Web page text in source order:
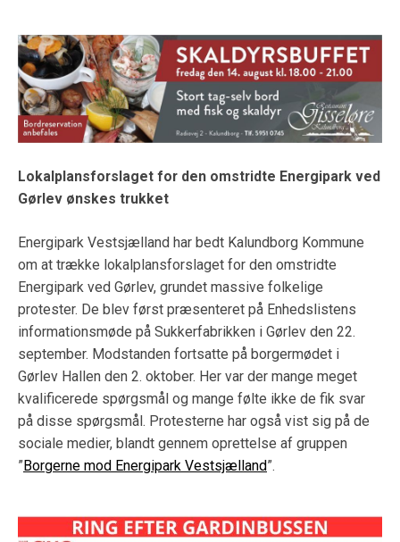
Lokalplansforslaget for den omstridte Energipark ved
Gørlev ønskes trukket
Energipark Vestsjælland har bedt Kalundborg Kommune
om at trække lokalplansforslaget for den omstridte
Energipark ved Gørlev, grundet massive folkelige
protester. De blev først præsenteret på Enhedslistens
informationsmøde på Sukkerfabrikken i Gørlev den 22.
september. Modstanden fortsatte på borgermødet i
Gørlev Hallen den 2. oktober. Her var der mange meget
kvalificerede spørgsmål og mange følte ikke de fik svar
på disse spørgsmål. Protesterne har også vist sig på de
sociale medier, blandt gennem oprettelse af gruppen
”Borgerne mod Energipark Vestsjælland”.